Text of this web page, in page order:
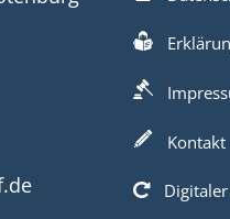
Kontakt